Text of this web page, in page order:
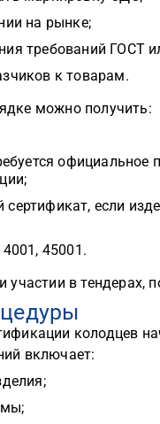
на рынке;
требований ГОСТ
к товарам.
можно получить:
если
45001.
участии в тендерах,
колодцев
включает: